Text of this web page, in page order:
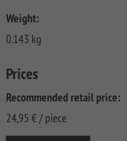
SYSTEM
WPC
PLATINUM
SYSTEM
XL
SYSTEM
WPC
ARZAGO
GADA
XL
BAMBU
LETTLAND
&
Weight:
0.143 kg
Prices
Recommended retail price:
24,95 €/ piece